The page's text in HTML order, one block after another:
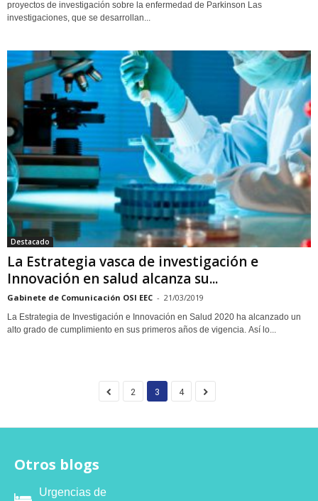
proyectos de investigación sobre la enfermedad de Parkinson Las
investigaciones, que se desarrollan...
Destacado
La Estrategia vasca de investigación e
Innovación en salud alcanza su...
Gabinete de Comunicación OSI EEC - 21/03/2019
La Estrategia de Investigación e Innovación en Salud 2020 ha alcanzado un
alto grado de cumplimiento en sus primeros años de vigencia. Así lo...
2 3 4
Otros blogs
Urgencias de